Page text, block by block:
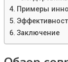
Примеры
Заключение